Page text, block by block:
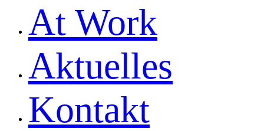
At Work
Aktuelles
Kontakt